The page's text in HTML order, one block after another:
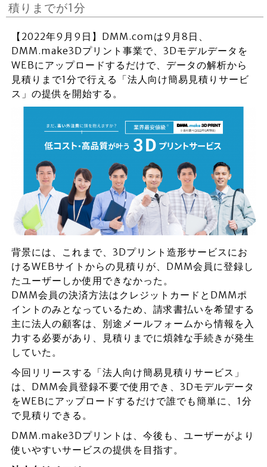
積りまでが1分
【2022年9月9日】DMM.comは9月8日、
DMM.make3Dプリント事業で、3Dモデルデータを
WEBにアップロードするだけで、データの解析から
見積りまで1分で行える「法人向け簡易見積りサービ
ス」の提供を開始する。
背景には、これまで、3Dプリント造形サービスにお
けるWEBサイトからの見積りが、DMM会員に登録し
たユーザーしか使用できなかった。
DMM会員の決済方法はクレジットカードとDMMポ
イントのみとなっているため、請求書払いを希望する
主に法人の顧客は、別途メールフォームから情報を入
力する必要があり、見積りまでに煩雑な手続きが発生
していた。
今回リリースする「法人向け簡易見積りサービス」
は、DMM会員登録不要で使用でき、3Dモデルデータ
をWEBにアップロードするだけで誰でも簡単に、1分
で見積りできる。
DMM.make3Dプリントは、今後も、ユーザーがより
使いやすいサービスの提供を目指す。